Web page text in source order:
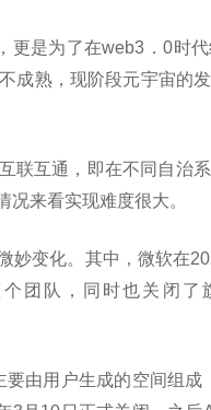
更是为了在web3．0时
成熟，现阶段元宇宙的
联互通，即在不同自治
来看实现难度很大。
妙变化。其中，微软在
团队，同时也关闭了
由用户生成的空间组成